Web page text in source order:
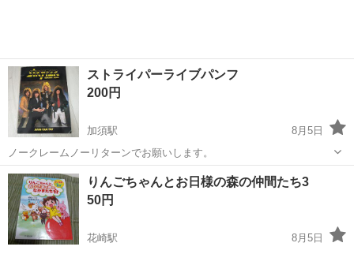
ストライパーライブパンフ
200円
加須駅
8月5日
ノークレームノーリターンでお願いします。
埼玉 加須市
りんごちゃんとお日様の森の仲間たち3
50円
花崎駅
8月5日